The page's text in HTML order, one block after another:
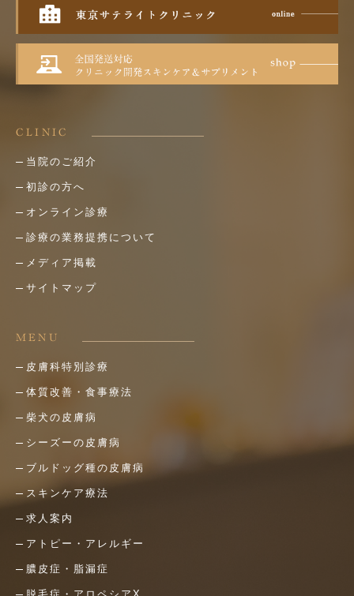
CLINIC
当院のご紹介
初診の方へ
オンライン診療
診療の業務提携について
メディア掲載
サイトマップ
MENU
皮膚科特別診療
体質改善・食事療法
柴犬の皮膚病
シーズーの皮膚病
ブルドッグ種の皮膚病
スキンケア療法
求人案内
アトピー・アレルギー
膿皮症・脂漏症